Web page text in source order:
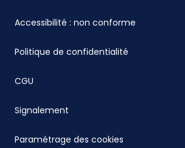
Accessibilité : non conforme
Politique de confidentialité
CGU
Signalement
Paramétrage des cookies